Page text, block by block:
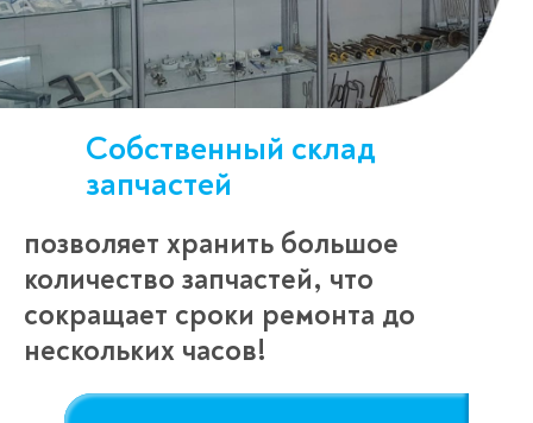
Собственный склад
запчастей
позволяет хранить большое
количество запчастей, что
сокращает сроки ремонта до
нескольких часов!